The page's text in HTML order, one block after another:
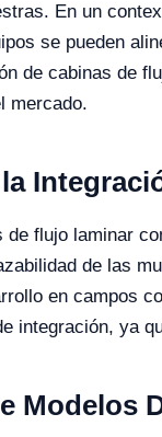
En un
se pueden
de cabinas de
mercado.
de flujo laminar
de las
en campos
integración, ya
Modelos